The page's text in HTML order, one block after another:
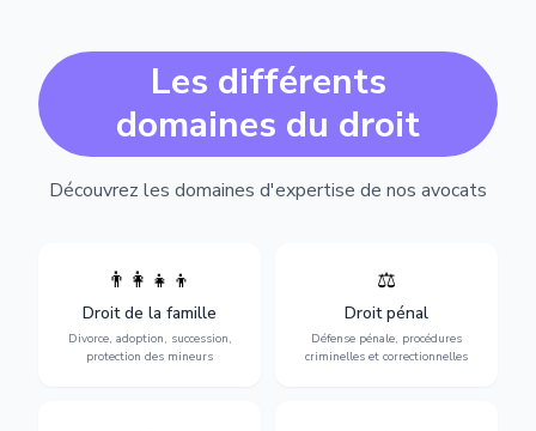
Les différents
domaines du droit
Découvrez les domaines d'expertise de nos avocats
👨‍👩‍👧‍👦
Droit de la famille
Divorce, adoption, succession,
protection des mineurs
Divorce, garde d'enfants,
adoption, succession et
protection des personnes
vulnérables.
⚖️
Droit pénal
Défense pénale, procédures
criminelles et correctionnelles
Expertise en matière pénale,
vue jusqu'au procès, pour
toute affaire correctionnelle
ou criminelle.